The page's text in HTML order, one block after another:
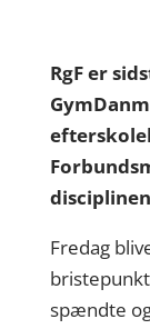
RgF er
Fredag
spændte